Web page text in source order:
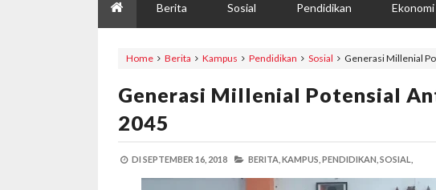
Berita Sosial Pendidikan Ekonomi
Home Berita Kampus Pendidikan Sosial Generasi Millenial
Generasi Millenial Potensial
2045
DI SEPTEMBER 16, 2018 BERITA, KAMPUS, PENDIDIKAN, SOSIAL,